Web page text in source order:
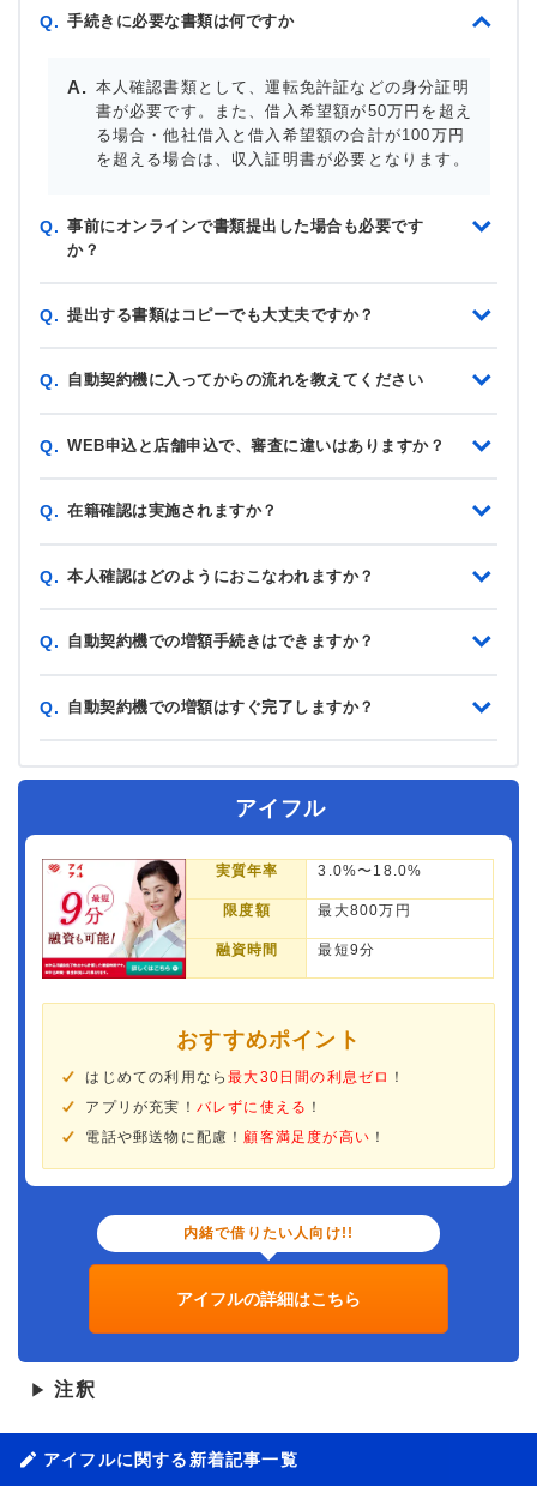
Q. 手続きに必要な書類は何ですか
本人確認書類として、運転免許証などの身分証明
書が必要です。また、借入希望額が50万円を超え
る場合・他社借入と借入希望額の合計が100万円
を超える場合は、収入証明書が必要となります。
Q. 事前にオンラインで書類提出した場合も必要です
か？
Q. 提出する書類はコピーでも大丈夫ですか？
Q. 自動契約機に入ってからの流れを教えてください
Q. WEB申込と店舗申込で、審査に違いはありますか？
Q. 在籍確認は実施されますか？
Q. 本人確認はどのようにおこなわれますか？
Q. 自動契約機での増額手続きはできますか？
Q. 自動契約機での増額はすぐ完了しますか？
アイフル
実質年率 3.0%〜18.0%
限度額 最大800万円
融資時間 最短9分
おすすめポイント
はじめての利用なら最大30日間の利息ゼロ ！
アプリが充実！ バレずに使える ！
電話や郵送物に配慮！ 顧客満足度が高い ！
内緒で借りたい人向け!!
アイフルの詳細はこちら
▶ 注釈
アイフルに関する新着記事一覧